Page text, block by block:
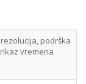
podrška
vremena